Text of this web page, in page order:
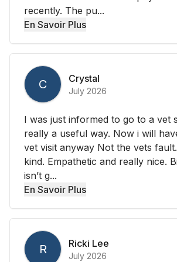
recently. The pu...
En Savoir Plus
C Crystal
July 2026
I was just informed to go to a vet
really a useful way. Now i will
vet visit anyway Not the vets
kind. Empathetic and really nice.
isn’t g...
En Savoir Plus
R Ricki Lee
July 2026